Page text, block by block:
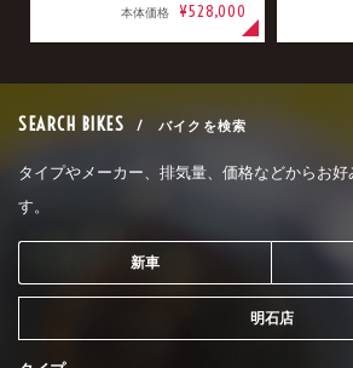
本体価格 ¥528,000
SEARCH BIKES / バイクを検索
タイプやメーカー、排気量、価格などからお
す。
新車
明石店